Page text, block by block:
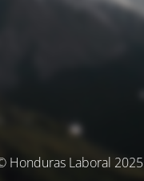
Honduras Laboral 2025